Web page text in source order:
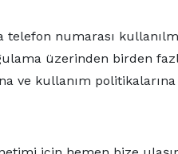
numarası
üzerinden birden
ve kullanım